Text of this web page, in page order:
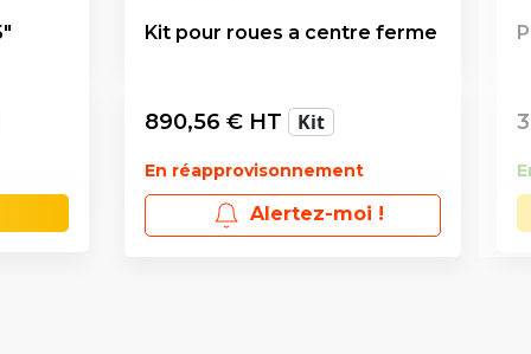
Kit pour roues a centre ferme
890,56 € HT Kit
En réapprovisonnement
Alertez-moi !